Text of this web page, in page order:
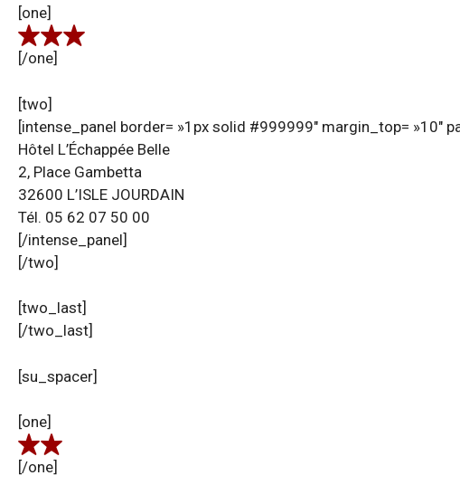
[one]
[/one]
[two]
[intense_panel border= »1px solid #999999″ margin_top= »10″
Hôtel L’Échappée Belle
2, Place Gambetta
32600 L’ISLE JOURDAIN
Tél. 05 62 07 50 00
[/intense_panel]
[/two]
[two_last]
[/two_last]
[su_spacer]
[one]
[/one]